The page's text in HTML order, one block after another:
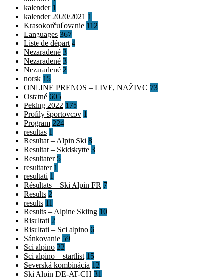
kalender 1
kalender 2020/2021 1
Krasokorčuľovanie 112
Languages 367
Liste de départ 4
Nezaradené 3
Nezaradené 3
Nezaradené 2
norsk 15
ONLINE PRENOS – LIVE, NAŽIVO 73
Ostatné 605
Peking 2022 175
Profily športovcov 1
Program 224
resultas 1
Resultat – Alpin Ski 8
Resultat – Skidskytte 3
Resultater 5
resultater 1
resultati 1
Résultats – Ski Alpin FR 7
Results 2
results 11
Results – Alpine Skiing 10
Risultati 2
Risultati – Sci alpino 6
Sánkovanie 59
Sci alpino 22
Sci alpino – startlist 15
Severská kombinácia 12
Ski Alpin DE-AT-CH 31